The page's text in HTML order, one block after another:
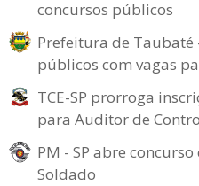
concursos públicos
Prefeitura de Taubaté
públicos com vagas
TCE-SP prorroga
para Auditor de
PM - SP abre
Soldado